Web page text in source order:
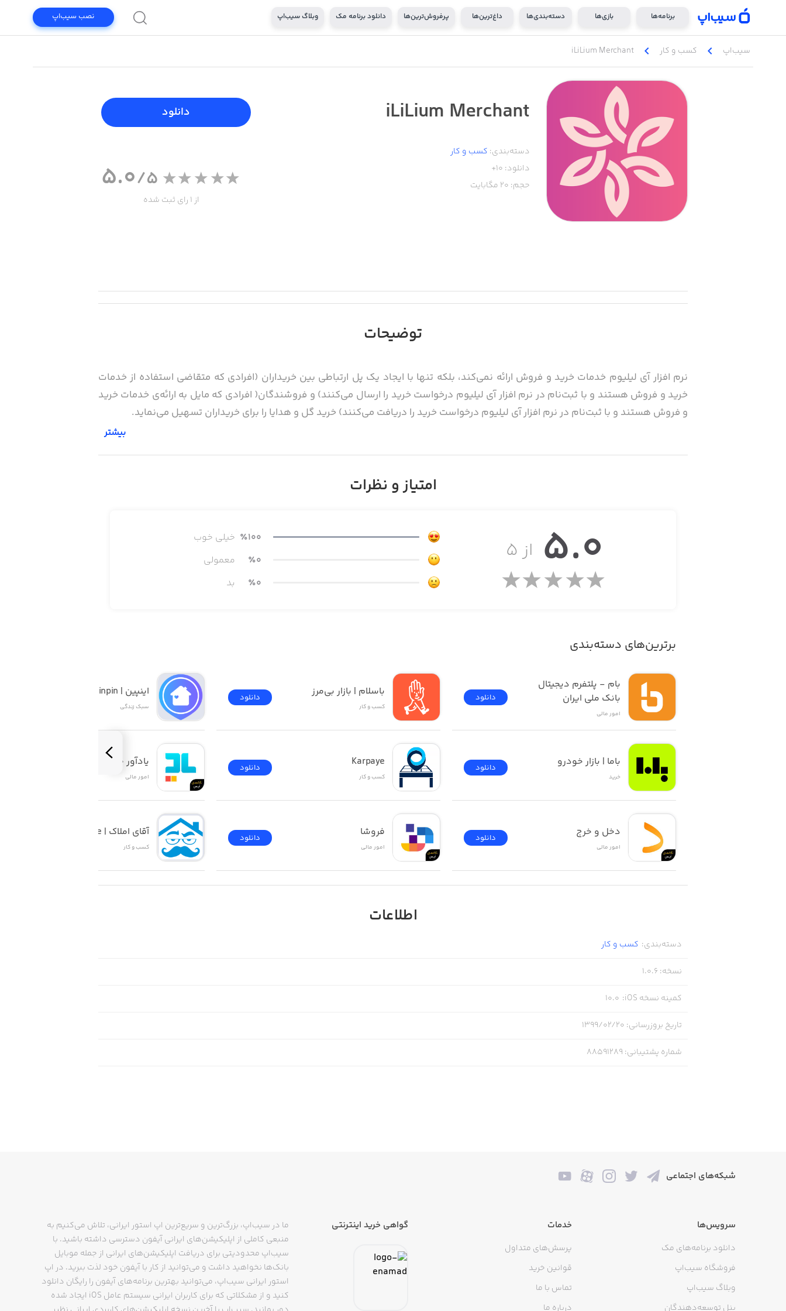
برنامه‌ها بازی‌ها دسته‌بندی‌ها داغ‌ترین‌ها پرفروش‌ترین‌ها دانلود برنامه مک وبلاگ سیب‌اپ نصب سیب‌اپ
سیب‌اپ chevron_left کسب‌ و ‌کار chevron_left
iLiLium Merchant
iLiLium Merchant
دسته‌بندی: کسب‌ و ‌کار
دانلود: 10+
حجم: 20 مگابایت
دانلود
5.0/5
از 1 رای ثبت شده
توضیحات
نرم افزار آی لیلیوم خدمات خرید و فروش ارائه نمی‌‌کند، بلکه تنها با ایجاد یک پل ارتباطی بین خریداران (افرادی که متقاضی استفاده از خدمات
خرید و فروش هستند و با ثبت‌نام در نرم افزار آی لیلیوم درخواست خرید را ارسال می‌‌کنند) و فروشندگان( افرادی که مایل به ارائه‌ی خدمات خرید
و فروش هستند و با ثبت‌نام در نرم افزار آی لیلیوم درخواست خرید را دریافت می‌‌کنند) خرید گل و هدایا را برای خریداران تسهیل می‌‌نماید.
همکاری فروش انواع گل، گلدان، درختچه، دسته گل و سایر ملزومات مربوط به گل، گل فروشی، باغبانی و هدایای مورد نیاز با استفاده از مجموعه
بیشتر
امتیاز و نظرات
از ۵ 5.0 ٪100
خیلی خوب
٪0
معمولی
٪0 بد
برترین‌های دسته‌بندی
بانک ملی ایران
امور ‌مالی
دانلود
باما | بازار خودرو
خرید
دانلود
دخل و خرج
امور ‌مالی
دانلود
باسلام | بازار بی‌مرز
کسب‌ و ‌کار
دانلود
Karpaye
کسب‌ و ‌کار
دانلود
فروشا
امور ‌مالی
دانلود
اینپین | inpin
سبک زندگی
یادآور چک ۲
امور ‌مالی
آقای املاک | Mr Estate
کسب‌ و ‌کار
اطلاعات
دسته‌بندی: کسب‌ و ‌کار
نسخه:
1.0.6
کمینه نسخه iOS :
10.0
تاریخ بروزرسانی: ۱۳۹۹/۰۲/۲۰
شماره پشتیبانی:
88591289
شبکه‌های اجتماعی
سرویس‌ها
دانلود برنامه‌های مک
فروشگاه سیب‌اپ
وبلاگ سیب‌اپ
پنل توسعه‌دهندگان
خدمات
پرسش‌های متداول
قوانین خرید
تماس با ما
درباره ما
گواهی خرید اینترنتی
ما در سیب‌اپ، بزرگ‌ترین و سریع‌ترین اپ استور ایرانی، تلاش می‌کنیم به
منبعی کاملی از اپلیکیشن‌های ایرانی آیفون دسترسی داشته باشید. با
سیب‌اپ محدودیتی برای دریافت اپلیکیشن‌های ایرانی از جمله موبایل
بانک‌ها نخواهید داشت و می‌توانید از کار با آیفون خود لذت ببرید. در اپ
استور ایرانی سیب‌اپ، می‌توانید بهترین برنامه‌های آیفون را رایگان دانلود
کنید و از مشکلاتی که برای کاربران ایرانی سیستم عامل iOS ایجاد شده